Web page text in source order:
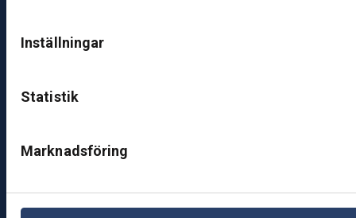
Inställningar
Statistik
Marknadsföring
g
u
d